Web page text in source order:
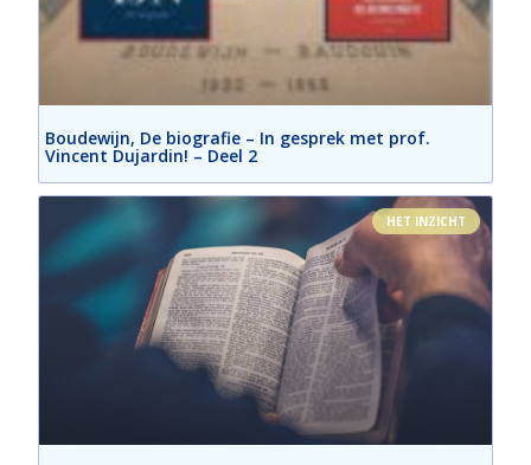
Boudewijn, De biografie – In gesprek met prof.
Vincent Dujardin! – Deel 2
HET INZICHT